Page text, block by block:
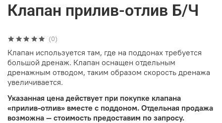
(0)
Клапан прилив-отлив Б/Ч
Клапан используется там, где на поддонах требуется
большой дренаж. Клапан оснащен отдельным
дренажным отводом, таким образом скорость дренажа
увеличивается.
Указанная цена действует при покупке клапана
«прилив-отлив» вместе с поддоном. Отдельная продажа
возможна — стоимость предоставим по запросу.